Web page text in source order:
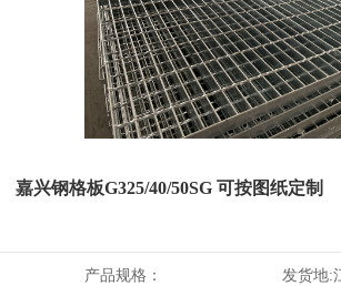
嘉兴钢格板G325/40/50SG 可按图纸定制
产品规格： 发货地: